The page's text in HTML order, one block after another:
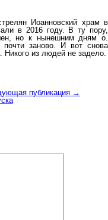
Иоанновский храм в
в 2016 году. В ту пору,
но к нынешним дням о.
почти заново. И вот снова
Никого из людей не задело.
публикация →